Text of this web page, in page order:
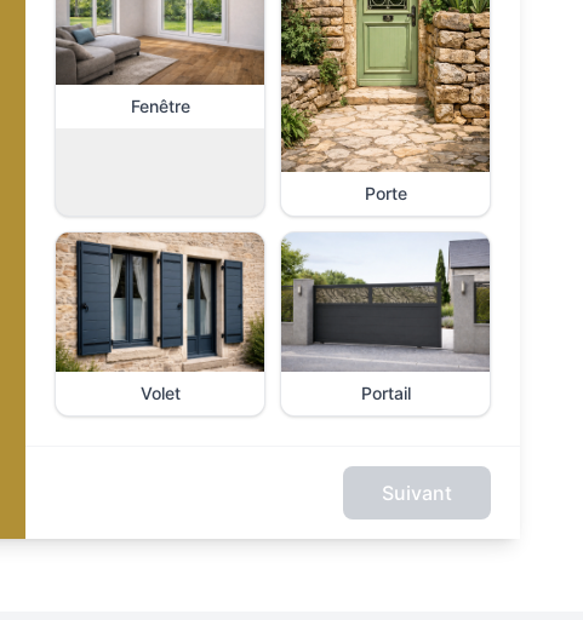
Fenêtre
Porte
Volet Portail
Suivant